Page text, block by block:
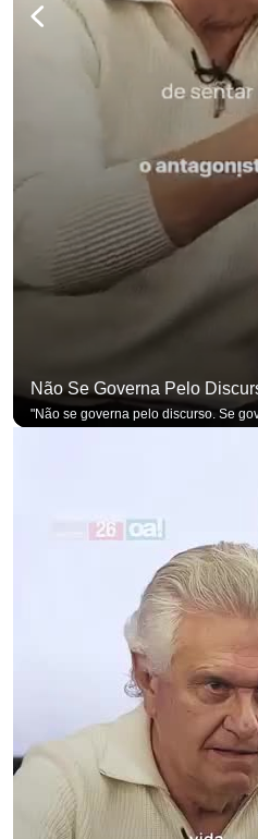
para não perder nenhuma atualização!